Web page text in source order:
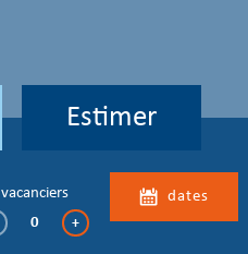
Estimer
vacanciers
+
dates